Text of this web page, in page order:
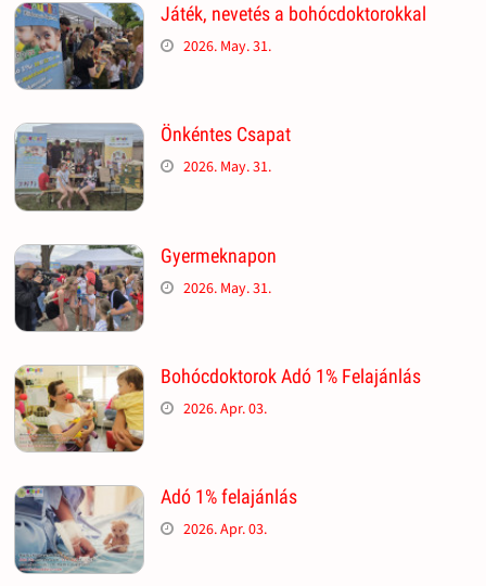
Játék, nevetés a bohócdoktorokkal
2026. May. 31.
Önkéntes Csapat
2026. May. 31.
Gyermeknapon
2026. May. 31.
Bohócdoktorok Adó 1% Felajánlás
2026. Apr. 03.
Adó 1% felajánlás
2026. Apr. 03.